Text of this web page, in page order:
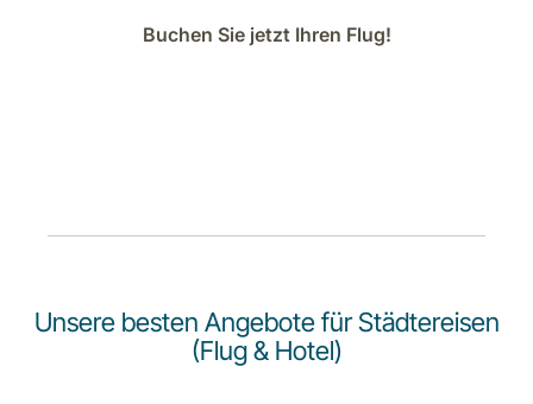
Buchen Sie jetzt Ihren Flug!
Unsere besten Angebote für Städtereisen
(Flug & Hotel)